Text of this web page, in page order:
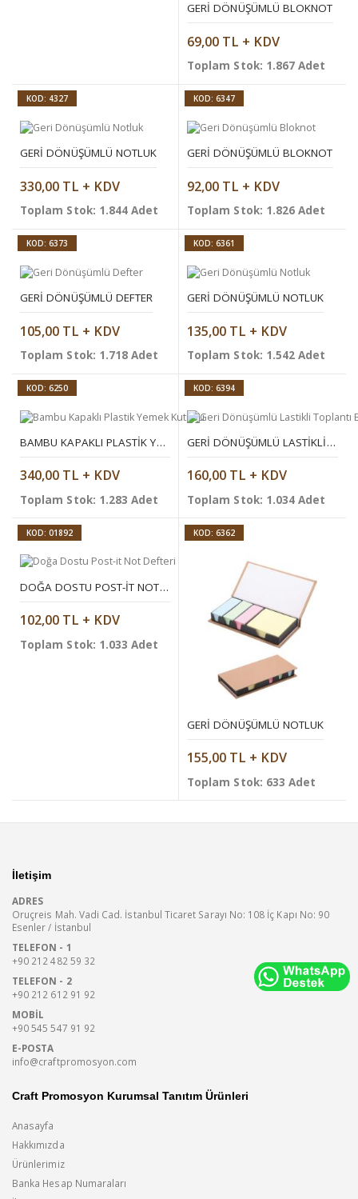
GERI DÖNÜŞÜMLÜ BLOKNOT
69,00 TL + KDV
Toplam Stok: 1.867 Adet
KOD: 4327
GERI DÖNÜŞÜMLÜ NOTLUK
330,00 TL + KDV
Toplam Stok: 1.844 Adet
KOD: 6347
GERI DÖNÜŞÜMLÜ BLOKNOT
92,00 TL + KDV
Toplam Stok: 1.826 Adet
KOD: 6373
GERI DÖNÜŞÜMLÜ DEFTER
105,00 TL + KDV
Toplam Stok: 1.718 Adet
KOD: 6361
GERI DÖNÜŞÜMLÜ NOTLUK
135,00 TL + KDV
Toplam Stok: 1.542 Adet
KOD: 6250
BAMBU KAPAKLI PLASTIK YEMEK KUTUSU
340,00 TL + KDV
Toplam Stok: 1.283 Adet
KOD: 6394
GERI DÖNÜŞÜMLÜ LASTIKLI TOPLANTI BLOKNOTU
160,00 TL + KDV
Toplam Stok: 1.034 Adet
KOD: 01892
DOĞA DOSTU POST-IT NOT DEFTERI
102,00 TL + KDV
Toplam Stok: 1.033 Adet
KOD: 6362
GERI DÖNÜŞÜMLÜ NOTLUK
155,00 TL + KDV
Toplam Stok: 633 Adet
İletişim
ADRES
Oruçreis Mah. Vadi Cad. İstanbul Ticaret Sarayı No: 108 İç Kapı No: 90
Esenler / İstanbul
TELEFON - 1
+90 212 482 59 32
TELEFON - 2
+90 212 612 91 92
MOBIL
+90 545 547 91 92
E-POSTA
info@craftpromosyon.com
Craft Promosyon Kurumsal Tanıtım Ürünleri
Anasayfa
Hakkımızda
Ürünlerimiz
Banka Hesap Numaraları